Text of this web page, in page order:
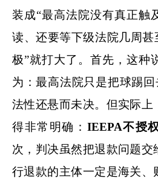
装成“最高法院没有真正触
读、还要等下级法院几周甚
极”就打大了。首先，这种
为：最高法院只是把球踢
法性还悬而未决。但实际上
得非常明确： IEEPA不授
次，判决虽然把退款问题
行退款的主体一定是海关、